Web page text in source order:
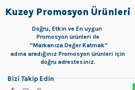
Kuzey Promosyon Ürünleri
Doğru, Etkin ve En uygun
Promosyon ürünleri ile
“Markanıza Değer Katmak”
adına aradığınız Promosyon ürünleri için
doğru adrestesiniz.
Bizi Takip Edin